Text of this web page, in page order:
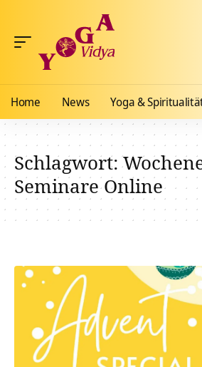
Home News Yoga &
Schlagwort:
Seminare Online